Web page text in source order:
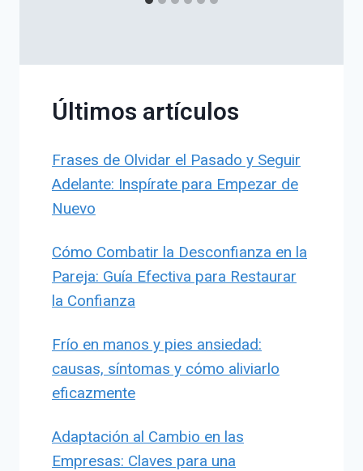
Últimos artículos
Frases de Olvidar el Pasado y Seguir
Adelante: Inspírate para Empezar de
Nuevo
Cómo Combatir la Desconfianza en la
Pareja: Guía Efectiva para Restaurar
la Confianza
Frío en manos y pies ansiedad:
causas, síntomas y cómo aliviarlo
eficazmente
Adaptación al Cambio en las
Empresas: Claves para una